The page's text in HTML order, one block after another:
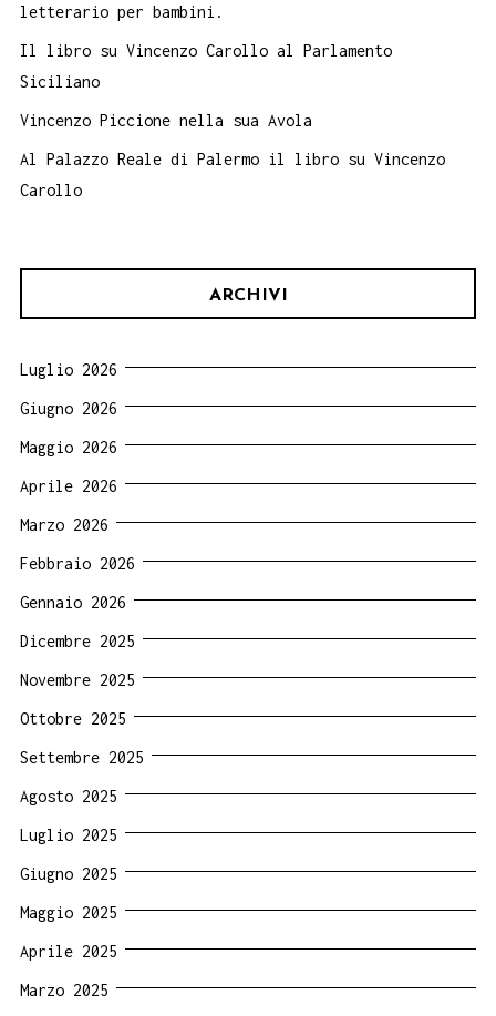
letterario per bambini.
Il libro su Vincenzo Carollo al Parlamento
Siciliano
Vincenzo Piccione nella sua Avola
Al Palazzo Reale di Palermo il libro su Vincenzo
Carollo
ARCHIVI
Luglio 2026
Giugno 2026
Maggio 2026
Aprile 2026
Marzo 2026
Febbraio 2026
Gennaio 2026
Dicembre 2025
Novembre 2025
Ottobre 2025
Settembre 2025
Agosto 2025
Luglio 2025
Giugno 2025
Maggio 2025
Aprile 2025
Marzo 2025